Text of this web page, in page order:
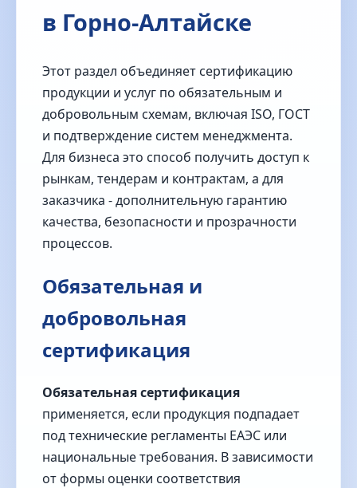
в Горно-Алтайске
Этот раздел объединяет сертификацию
продукции и услуг по обязательным и
добровольным схемам, включая ISO, ГОСТ
и подтверждение систем менеджмента.
Для бизнеса это способ получить доступ к
рынкам, тендерам и контрактам, а для
заказчика - дополнительную гарантию
качества, безопасности и прозрачности
процессов.
Обязательная и
добровольная
сертификация
Обязательная сертификация
применяется, если продукция подпадает
под технические регламенты ЕАЭС или
национальные требования. В зависимости
от формы оценки соответствия